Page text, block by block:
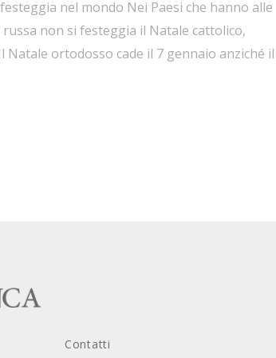
nel mondo Nei Paesi che hanno alle
non si festeggia il Natale cattolico,
Natale ortodosso cade il 7 gennaio anziché il
natalizia […]
Contatti